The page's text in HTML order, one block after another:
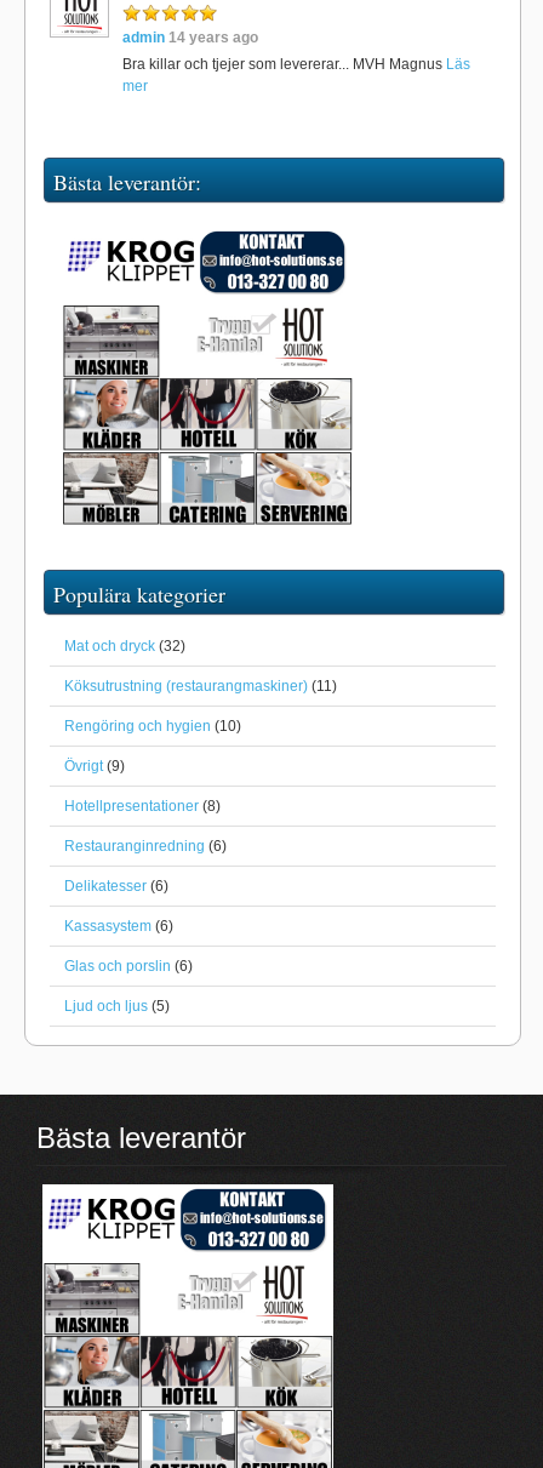
admin 14 years ago
Bra killar och tjejer som levererar... MVH Magnus Läs
mer
Bästa leverantör:
Populära kategorier
Mat och dryck (32)
Köksutrustning (restaurangmaskiner) (11)
Rengöring och hygien (10)
Övrigt(9)
Hotellpresentationer (8)
Restauranginredning (6)
Delikatesser (6)
Kassasystem (6)
Glas och porslin (6)
Ljud och ljus (5)
Bästa leverantör